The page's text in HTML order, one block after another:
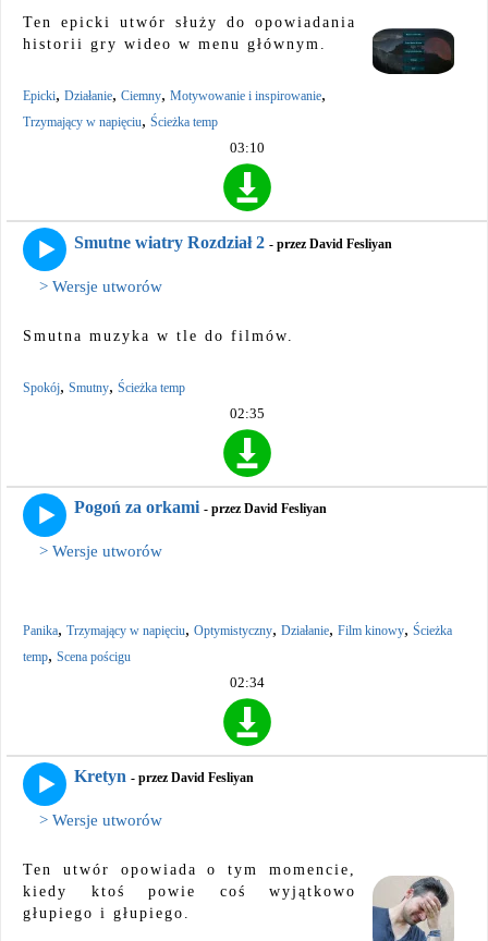
Ten epicki utwór służy do opowiadania
historii gry wideo w menu głównym.
Epicki, Działanie, Ciemny, Motywowanie i inspirowanie,
Trzymający w napięciu, Ścieżka temp
03:10
Smutne wiatry Rozdział 2 - przez David Fesliyan
> Wersje utworów
Smutna muzyka w tle do filmów.
Spokój, Smutny, Ścieżka temp
02:35
Pogoń za orkami - przez David Fesliyan
> Wersje utworów
Panika, Trzymający w napięciu, Optymistyczny, Działanie, Film kinowy, Ścieżka
temp, Scena pościgu
02:34
Kretyn - przez David Fesliyan
> Wersje utworów
Ten utwór opowiada o tym momencie,
kiedy ktoś powie coś wyjątkowo
głupiego i głupiego.